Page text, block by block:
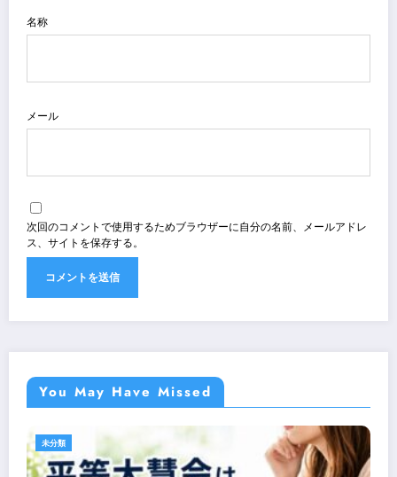
名称
メール
次回のコメントで使用するためブラウザーに自分の名前、メールアドレ
ス、サイトを保存する。
You May Have Missed
未分類